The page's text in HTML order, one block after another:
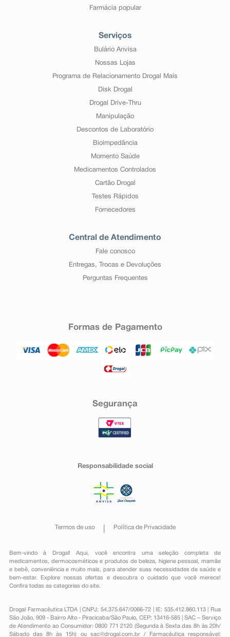
Farmácia popular
Serviços
Bulário Anvisa
Nossas Lojas
Programa de Relacionamento Drogal Mais
Disk Drogal
Drogal Drive-Thru
Manipulação
Descontos de Laboratório
Bioimpedância
Momento Saúde
Medicamentos Controlados
Cartão Drogal
Testes Rápidos
Fornecedores
Central de Atendimento
Fale conosco
Entregas, Trocas e Devoluções
Perguntas Frequentes
Formas de Pagamento
Segurança
Responsabilidade social
Termos de uso Política de Privacidade
Bem-vindo à Drogal! Aqui, você encontra uma seleção completa de
medicamentos , dermocosméticos e produtos de beleza, higiene pessoal ,mamãe
e bebê, conveniênciae muito mais, para atender suas necessidades de saúde e
bem-estar. Explore nossas ofertas e descubra o cuidado que você merece!
Confira todas as categorias do site.
Drogal Farmacêutica LTDA | CNPJ: 54.375.647/0066-72 | IE: 535.412.860.113 | Rua
São João, 909 - Bairro Alto - Piracicaba/São Paulo, CEP: 13416-585 | SAC – Serviço
de Atendimento ao Consumidor: 0800 771 2120 (Segunda à Sexta das 8h às 20h/
Sábado das 8h às 15h) ou sac@drogal.com.br/ Farmacêutica responsável: